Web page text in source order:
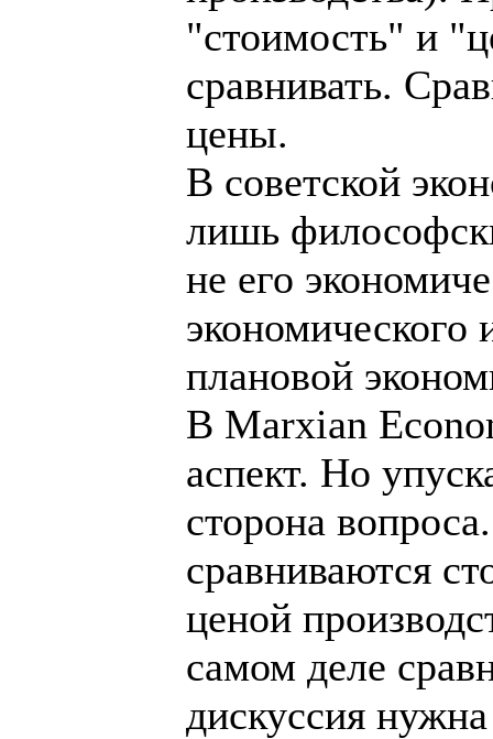
"стоимость" и
сравнивать.
цены.
В советской
лишь
не его
экономического
плановой
В Marxian
аспект. Но
сторона
сравниваются
ценой
самом деле
дискуссия